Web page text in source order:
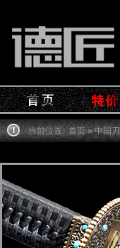
当前位置: 首页» 中国刀